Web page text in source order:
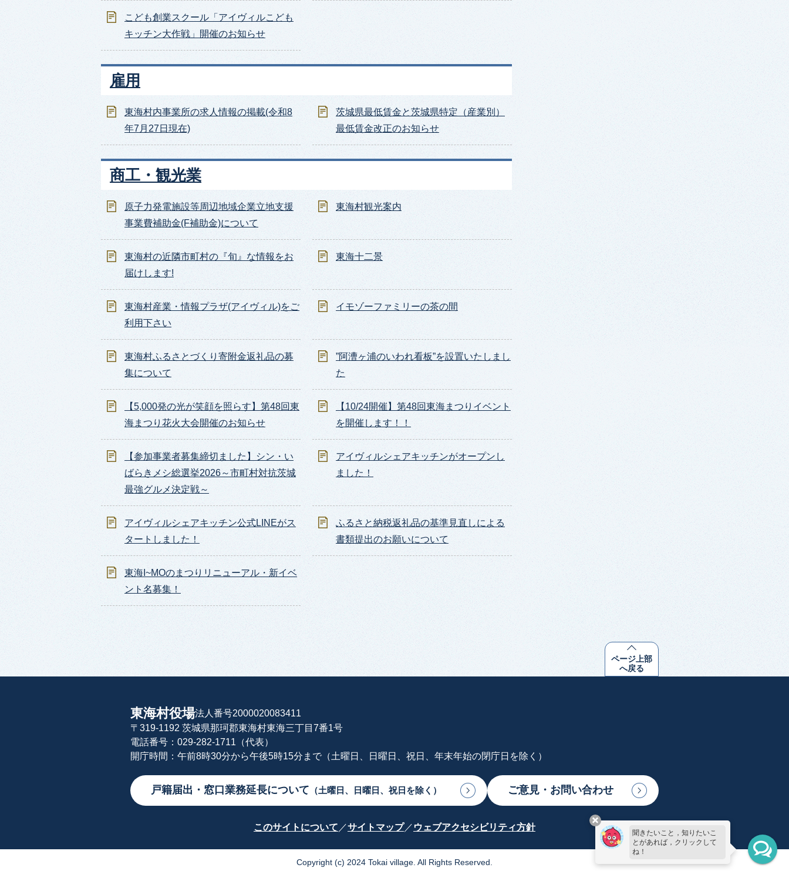
こども創業スクール「アイヴィルこども
キッチン大作戦」開催のお知らせ
雇用
東海村内事業所の求人情報の掲載(令和8
年7月27日現在)
茨城県最低賃金と茨城県特定（産業別）
最低賃金改正のお知らせ
商工・観光業
原子力発電施設等周辺地域企業立地支援
事業費補助金(F補助金)について
東海村観光案内
東海村の近隣市町村の『旬』な情報をお
届けします!
東海十二景
東海村産業・情報プラザ(アイヴィル)をご
利用下さい
イモゾーファミリーの茶の間
東海村ふるさとづくり寄附金返礼品の募
集について
”阿漕ヶ浦のいわれ看板”を設置いたしまし
た
【5,000発の光が笑顔を照らす】第48回東
海まつり花火大会開催のお知らせ
【10/24開催】第48回東海まつりイベント
を開催します！！
【参加事業者募集締切ました】シン・い
ばらきメシ総選挙2026～市町村対抗茨城
最強グルメ決定戦～
アイヴィルシェアキッチンがオープンし
ました！
アイヴィルシェアキッチン公式LINEがス
タートしました！
ふるさと納税返礼品の基準見直しによる
書類提出のお願いについて
東海I~MOのまつりリニューアル・新イベ
ント名募集！
ページ上部
へ戻る
東海村役場法人番号2000020083411
〒319-1192 茨城県那珂郡東海村東海三丁目7番1号
電話番号：029-282-1711（代表）
開庁時間：午前8時30分から午後5時15分まで（土曜日、日曜日、祝日、年末年始の閉庁日を除く）
戸籍届出・窓口業務延長について （土曜日、日曜日、祝日を除く） ご意見・お問い合わせ
このサイトについて サイトマップ ウェブアクセシビリティ方針
Copyright (c) 2024 Tokai village. All Rights Reserved.
聞きたいこと，知りたいこ
とがあれば，クリックして
ね！